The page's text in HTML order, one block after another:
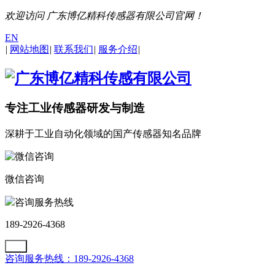
欢迎访问 广东博亿精科传感器有限公司官网！
EN
| 网站地图 | 联系我们| 服务介绍|
专注工业传感器研发与制造
深耕于工业自动化领域的国产传感器知名品牌
微信咨询
咨询服务热线
189-2926-4368
咨询服务热线：189-2926-4368